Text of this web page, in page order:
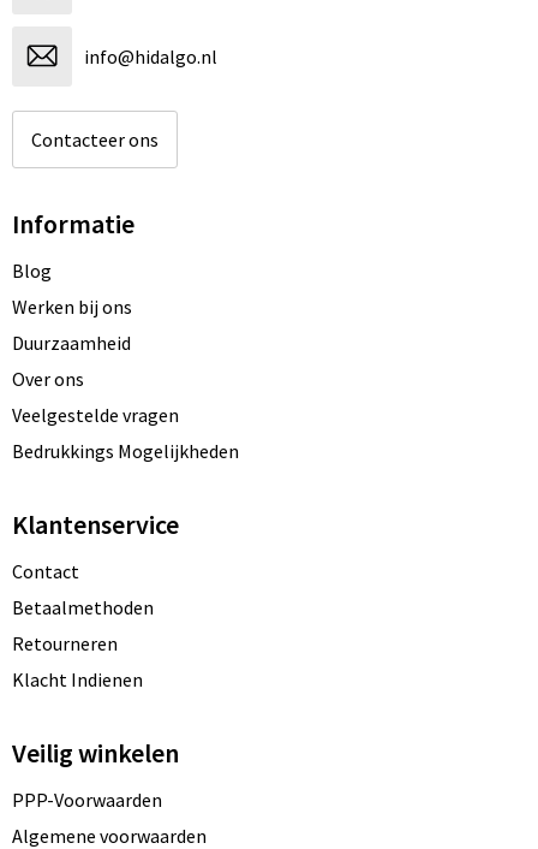
info@hidalgo.nl
Contacteer ons
Informatie
Blog
Werken bij ons
Duurzaamheid
Over ons
Veelgestelde vragen
Bedrukkings Mogelijkheden
Klantenservice
Contact
Betaalmethoden
Retourneren
Klacht Indienen
Veilig winkelen
PPP-Voorwaarden
Algemene voorwaarden